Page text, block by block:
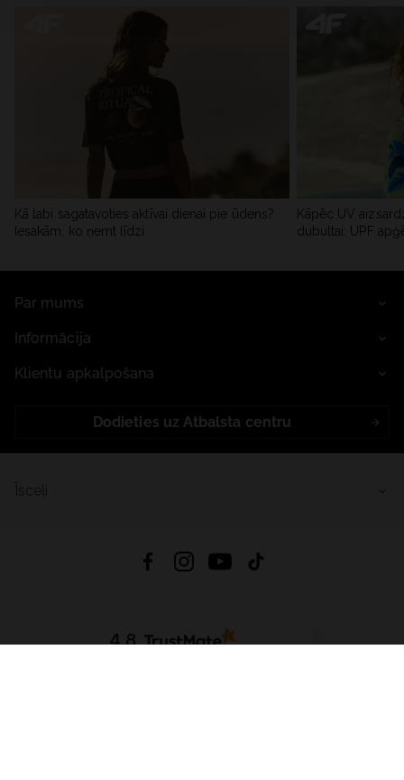
Kā labi sagatavoties aktīvai dienai pie ūdens?
Iesakām, ko ņemt līdzi
Kāpēc UV
dubultai: UPF
Par mums
Informācija
Klientu apkalpošana
Dodieties uz Atbalsta centru
4.8